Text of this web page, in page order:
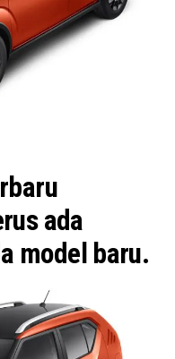
ada
model baru.